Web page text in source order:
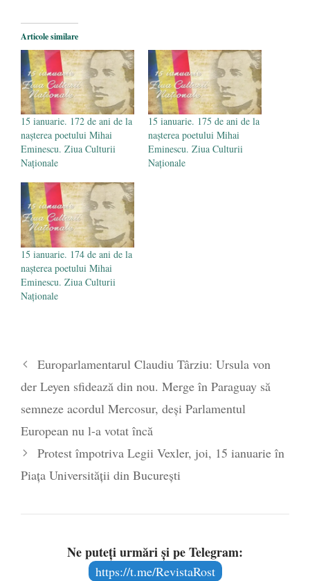
Legea Vexler produce efecte. Bustul
poetului Octavian Goga, înlăturat din Iași
- 16 aprilie 2026
Articole similare
15 ianuarie. 172 de ani de la
nașterea poetului Mihai
Eminescu. Ziua Culturii
Naționale
15 ianuarie. 175 de ani de la
nașterea poetului Mihai
Eminescu. Ziua Culturii
Naționale
15 ianuarie. 174 de ani de la
nașterea poetului Mihai
Eminescu. Ziua Culturii
Naționale
Europarlamentarul Claudiu Târziu: Ursula von
der Leyen sfidează din nou. Merge în Paraguay să
semneze acordul Mercosur, deși Parlamentul
European nu l-a votat încă
Protest împotriva Legii Vexler, joi, 15 ianuarie în
Piața Universității din București
Ne puteți urmări și pe Telegram:
https://t.me/RevistaRost